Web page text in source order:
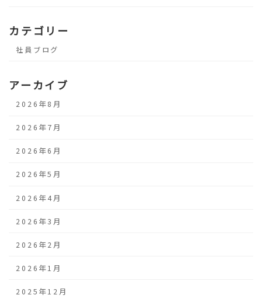
カテゴリー
社員ブログ
アーカイブ
2026年8月
2026年7月
2026年6月
2026年5月
2026年4月
2026年3月
2026年2月
2026年1月
2025年12月